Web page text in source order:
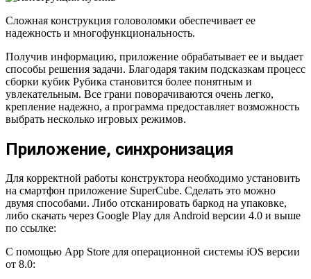
Сложная конструкция головоломки обеспечивает ее
надежность и многофункциональность.
Получив информацию, приложение обрабатывает ее и выдает
способы решения задачи. Благодаря таким подсказкам процесс
сборки кубик Рубика становится более понятным и
увлекательным. Все грани поворачиваются очень легко,
крепление надежно, а программа предоставляет возможность
выбрать несколько игровых режимов.
Приложение, синхронизация
Для корректной работы конструктора необходимо установить
на смартфон приложение SuperCube. Сделать это можно
двумя способами. Либо отсканировать баркод на упаковке,
либо скачать через Google Play для Android версии 4.0 и выше
по ссылке:
С помощью App Store для операционной системы iOS версии
от 8.0: